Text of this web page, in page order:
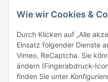
Wie wir Cookies &
Durch Klicken auf „Alle
Einsatz folgender Dienste
Vimeo, ReCaptcha. Sie
ändern (Fingerabdruck-
finden Sie unter